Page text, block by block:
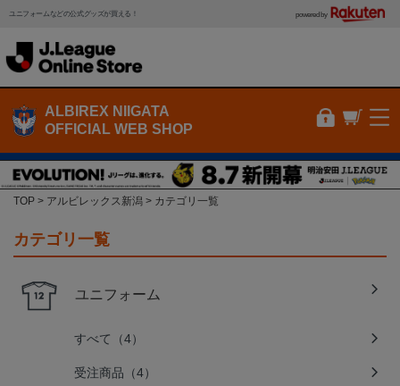
ユニフォームなどの公式グッズが買える！ powered by
ALBIREX NIIGATA
OFFICIAL WEB SHOP
TOP アルビレックス新潟 カテゴリ一覧
カテゴリ一覧
ユニフォーム
すべて（4）
受注商品（4）